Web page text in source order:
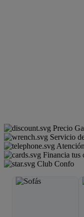
Precio
Servicio
Financia tus
Club Confo